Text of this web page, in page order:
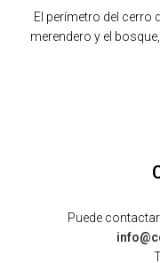
El perímetro del cerro
merendero y el
Puede